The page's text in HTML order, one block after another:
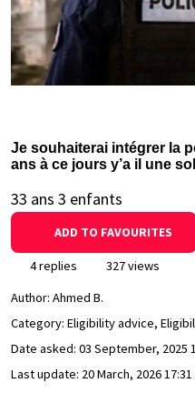
Je souhaiterai intégrer la
ans à ce jours y’a il une
33 ans 3 enfants
ADD TO FAVOURITES
4 replies
327 views
Author: Ahmed B.
Category: Eligibility advice,
Date asked: 03 September, 2025
Last update: 20 March, 2026 17:31